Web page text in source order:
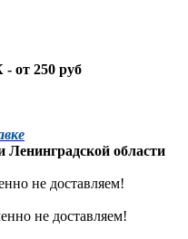
от 250 руб
Ленинградской области
не доставляем!
не доставляем!